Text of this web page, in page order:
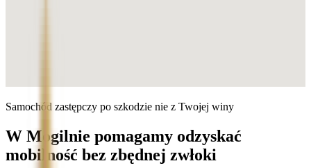
Samochód zastępczy po szkodzie nie z Twojej winy
W Mogilnie pomagamy odzyskać
mobilność bez zbędnej zwłoki